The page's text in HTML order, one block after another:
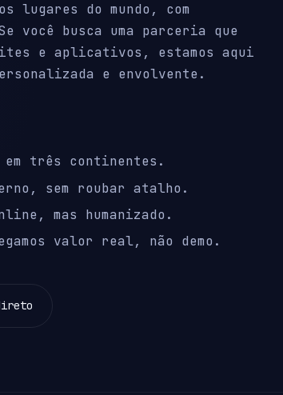
lugares do mundo, com
busca uma parceria que
e aplicativos, estamos aqui
e envolvente.
três continentes.
sem roubar atalho.
mas humanizado.
valor real, não demo.